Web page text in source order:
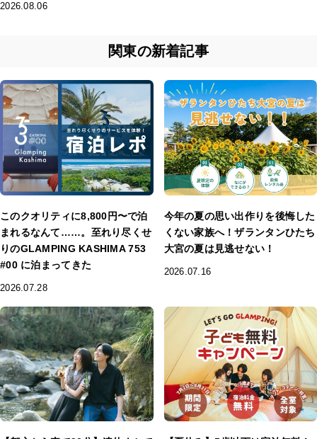
2026.08.06
関東の新着記事
このクオリティに8,800円〜で泊
まれるなんて……。至れり尽くせ
りのGLAMPING KASHIMA 753
#00 に泊まってきた
2026.07.28
今年の夏の思い出作りを後悔した
くない家族へ！ザランタンひたち
大宮の夏は見逃せない！
2026.07.16